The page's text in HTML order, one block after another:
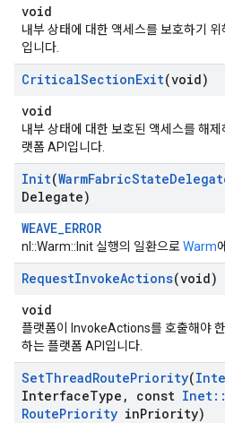
void
내부 상태에 대한 액세스를 보호하기 위
입니다.
CriticalSectionExit(void)
void
내부 상태에 대한 보호된 액세스를 해제
랫폼 API입니다.
Init(WarmFabricState
Delegate)
WEAVE_ERROR
nl::Warm::Init 실행의 일환으로Warm
RequestInvokeActions(void)
void
플랫폼이 InvokeActions를 호출해야
하는 플랫폼 API입니다.
SetThreadRoutePriority(
InterfaceType , const Inet::
RoutePriority inPriority)